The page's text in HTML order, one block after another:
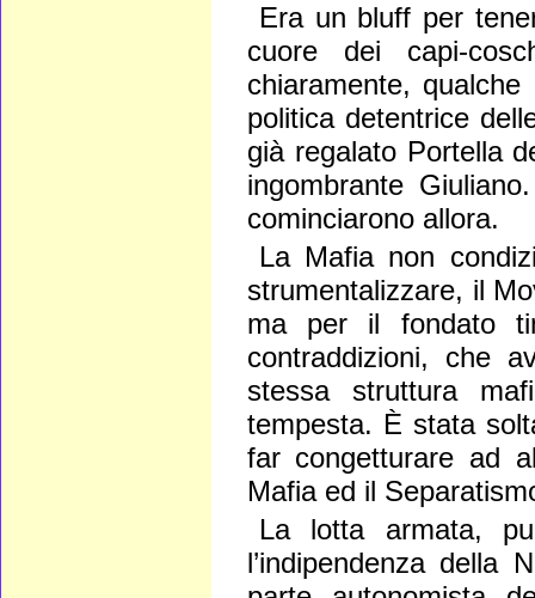
Era un bluff per
cuore dei capi-
chiaramente,
politica detentrice
già regalato Portella
ingombrante
cominciarono allora.
La Mafia non
strumentalizzare, il
ma per il fondato
contraddizioni, che
stessa struttura
tempesta. È stata
far congetturare ad
Mafia ed il
La lotta armata,
l’indipendenza della